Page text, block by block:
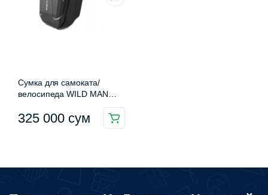
Сумка для самоката/
велосипеда WILD MAN
Bicycle Handlebar Bag E8
325 000 сум